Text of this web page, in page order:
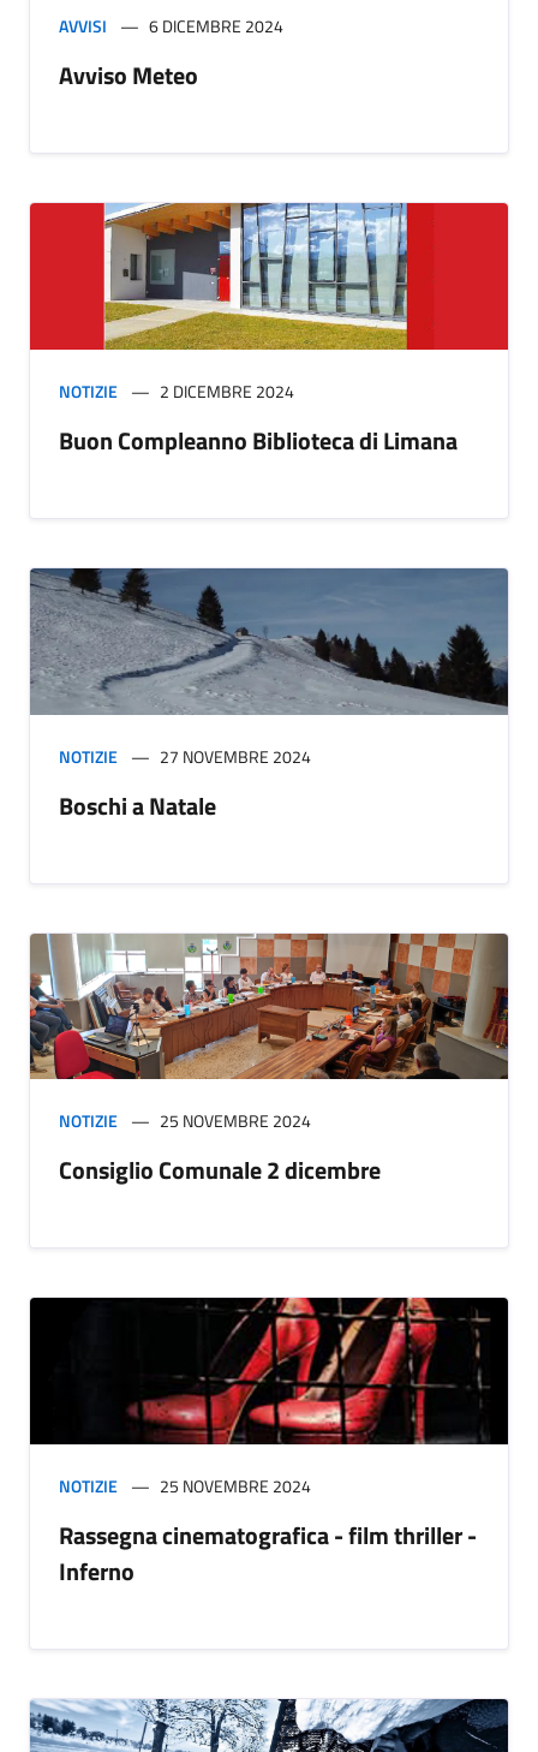
AVVISI 6 DICEMBRE 2024
Avviso Meteo
NOTIZIE 2 DICEMBRE 2024
Buon Compleanno Biblioteca di Limana
NOTIZIE 27 NOVEMBRE 2024
Boschi a Natale
NOTIZIE 25 NOVEMBRE 2024
Consiglio Comunale 2 dicembre
NOTIZIE 25 NOVEMBRE 2024
Rassegna cinematografica - film thriller -
Inferno